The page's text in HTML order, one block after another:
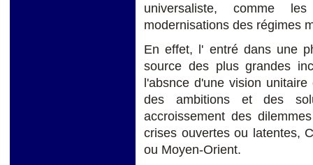
universaliste, comme
modernisations des régimes
En effet, l' entré dans une
source des plus grandes
l'absnce d'une vision
des ambitions et des
accroissement des
crises ouvertes ou latentes,
ou Moyen-Orient.